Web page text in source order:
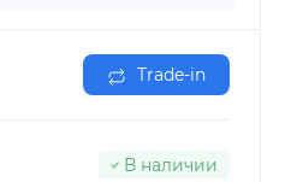
Trade-in
В наличии